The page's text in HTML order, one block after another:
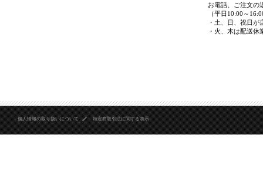
個人情報の取り扱いについて 特定商取引法に関する表示